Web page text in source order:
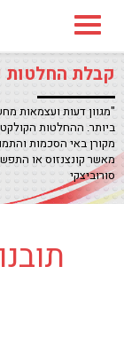
קבלת החלטות
"מגוון דעות ועצמאות
ביותר. ההחלטות
מקורן באי הסכמות
מאשר קונצנזוס או
סורוביצקי